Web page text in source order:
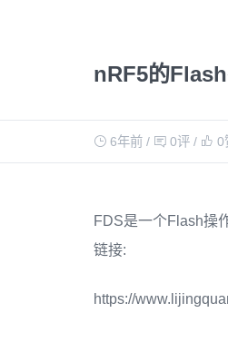
nRF5的
6年前/ 0评/ 0
FDS是一个Flash操
链接:
https://